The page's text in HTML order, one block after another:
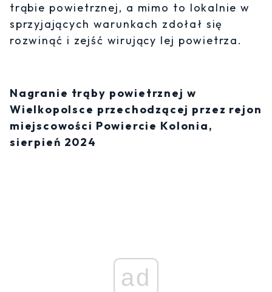
trąbie powietrznej, a mimo to lokalnie w
sprzyjających warunkach zdołał się
rozwinąć i zejść wirujący lej powietrza.
Nagranie trąby powietrznej w
Wielkopolsce przechodzącej przez rejon
miejscowości Powiercie Kolonia,
sierpień 2024
ad